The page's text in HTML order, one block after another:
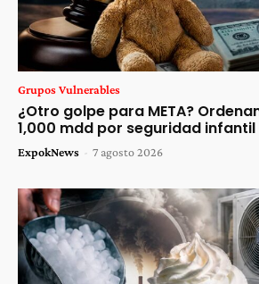
Grupos Vulnerables
¿Otro golpe para META?
1,000 mdd por seguridad infantil
ExpokNews - 7 agosto 2026